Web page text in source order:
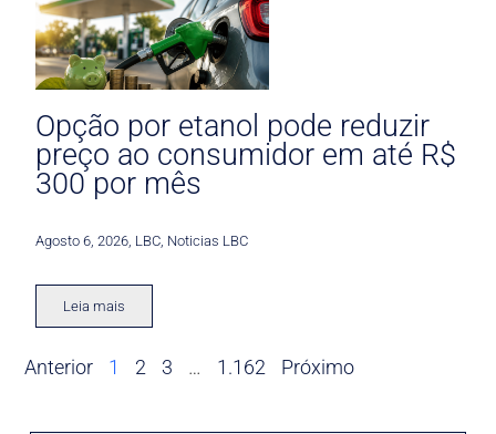
Opção por etanol pode reduzir
preço ao consumidor em até R$
300 por mês
Agosto 6, 2026 LBC Noticias LBC
Leia mais
Anterior 1 2 3 … 1.162 Próximo